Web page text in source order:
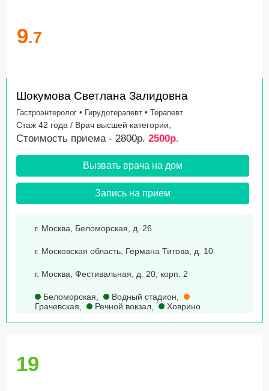
9.7
Шокумова Светлана Залидовна
Гастроэнтеролог • Гирудотерапевт • Терапевт
Стаж 42 года / Врач высшей категории,
Стоимость приема - 2800р. 2500р.
Вызвать врача на дом
Запись на прием
г. Москва, Беломорская, д. 26
г. Московская область, Германа Титова, д. 10
г. Москва, Фестивальная, д. 20, корп. 2
Беломорская Водный стадион
Грачевская
Речной вокзал Ховрино
19